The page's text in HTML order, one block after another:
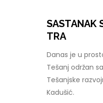
SASTANAK
TRA
Danas je u
Tešanj održan
Tešanjske
Kadušić.